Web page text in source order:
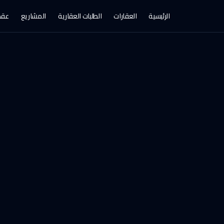
الرئيسية العقارات الطلبات العقارية المشاريع
الرياض